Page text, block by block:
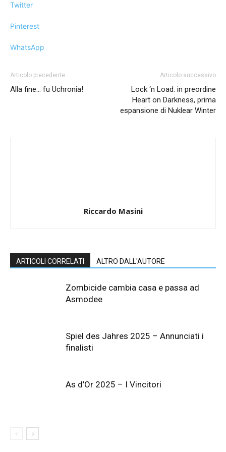
Twitter
Pinterest
WhatsApp
Articolo precedente
Alla fine… fu Uchronia!
Articolo successivo
Lock ‘n Load: in preordine
Heart on Darkness, prima
espansione di Nuklear Winter
Riccardo Masini
ARTICOLI CORRELATI ALTRO DALL'AUTORE
Zombicide cambia casa e passa ad
Asmodee
Spiel des Jahres 2025 – Annunciati i
finalisti
As d’Or 2025 – I Vincitori